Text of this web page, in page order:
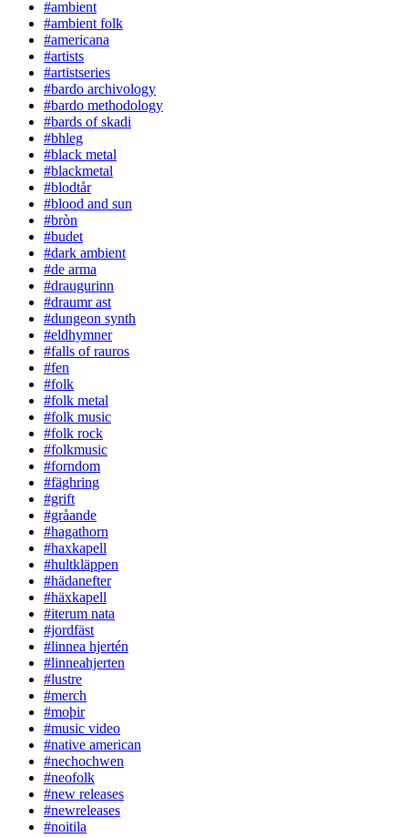
#ambient
#ambient folk
#americana
#artists
#artistseries
#bardo archivology
#bardo methodology
#bards of skadi
#bhleg
#black metal
#blackmetal
#blodtår
#blood and sun
#bròn
#budet
#dark ambient
#de arma
#draugurinn
#draumr ast
#dungeon synth
#eldhymner
#falls of rauros
#fen
#folk
#folk metal
#folk music
#folk rock
#folkmusic
#forndom
#fäghring
#grift
#gråande
#hagathorn
#haxkapell
#hultkläppen
#hädanefter
#häxkapell
#iterum nata
#jordfäst
#linnea hjertén
#linneahjerten
#lustre
#merch
#moþir
#music video
#native american
#nechochwen
#neofolk
#new releases
#newreleases
#noitila